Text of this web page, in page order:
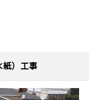
紙）工事